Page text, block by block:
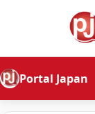
Portal Japan